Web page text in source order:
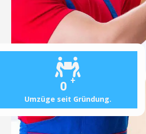
0 +
Umzüge seit Gründung.